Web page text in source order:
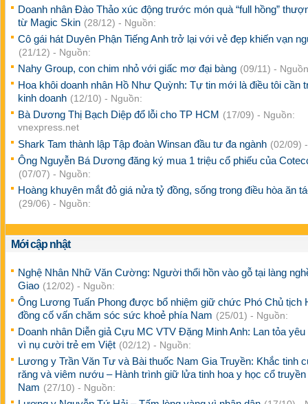
Doanh nhân Đào Thảo xúc động trước món quà “full hồng”
từ Magic Skin (28/12) - Nguồn:
Cô gái hát Duyên Phận Tiếng Anh trở lại với vẻ đẹp khiến vạn
(21/12) - Nguồn:
Nahy Group, con chim nhỏ với giấc mơ đại bàng (09/11) -
Hoa khôi doanh nhân Hồ Như Quỳnh: Tự tin mới là điều tôi cần
kinh doanh (12/10) - Nguồn:
Bà Dương Thị Bạch Diệp đổ lỗi cho TP HCM (17/09) - Nguồn:
vnexpress.net
Shark Tam thành lập Tập đoàn Winsan đầu tư đa ngành (02/09)
Ông Nguyễn Bá Dương đăng ký mua 1 triệu cổ phiếu của
(07/07) - Nguồn:
Hoàng khuyên mắt đỏ giá nửa tỷ đồng, sống trong điều hòa ăn
(29/06) - Nguồn:
Mới cập nhật
Nghệ Nhân Nhữ Văn Cường: Người thổi hồn vào gỗ tại làng
Giao (12/02) - Nguồn:
Ông Lương Tuấn Phong được bổ nhiệm giữ chức Phó Chủ tịch
đồng cố vấn chăm sóc sức khoẻ phía Nam (25/01) - Nguồn:
Doanh nhân Diễn giả Cựu MC VTV Đặng Minh Anh: Lan tỏa
vì nụ cười trẻ em Việt (02/12) - Nguồn:
Lương y Trần Văn Tư và Bài thuốc Nam Gia Truyền: Khắc tinh
răng và viêm nướu – Hành trình giữ lửa tinh hoa y học cổ truyền
Nam (27/10) - Nguồn: